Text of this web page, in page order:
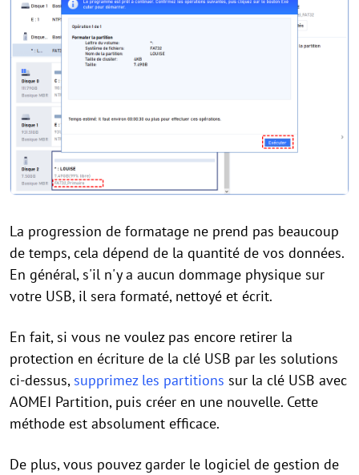
La progression de formatage ne prend pas beaucoup
de temps, cela dépend de la quantité de vos données.
En général, s'il n'y a aucun dommage physique sur
votre USB, il sera formaté, nettoyé et écrit.
En fait, si vous ne voulez pas encore retirer la
protection en écriture de la clé USB par les solutions
ci-dessus, supprimez les partitions sur la clé USB avec
AOMEI Partition, puis créer en une nouvelle. Cette
méthode est absolument efficace.
De plus, vous pouvez garder le logiciel de gestion de